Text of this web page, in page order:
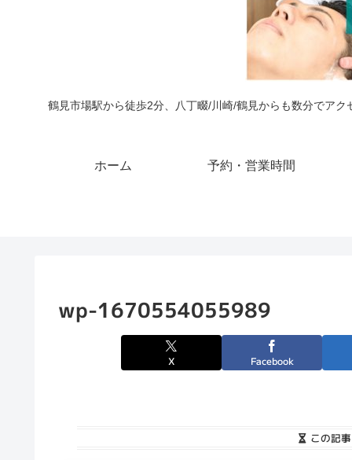
鶴見市場駅から徒歩2分、八丁畷/川崎/鶴見からも数分でア
ホーム 予約・営業時間
wp-1670554055989
X Facebook
この記